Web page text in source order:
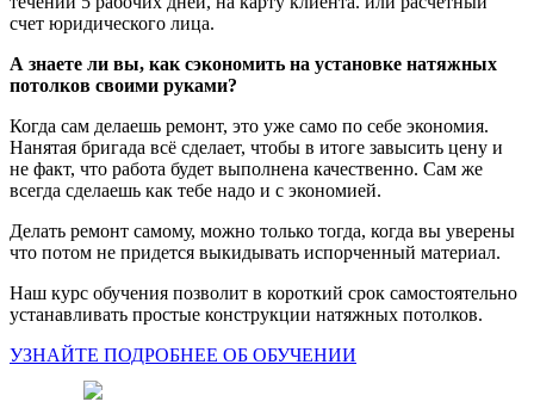
счет юридического лица.
А знаете ли вы, как сэкономить на установке натяжных
потолков своими руками?
Когда сам делаешь ремонт, это уже само по себе экономия.
Нанятая бригада всё сделает, чтобы в итоге завысить цену и
не факт, что работа будет выполнена качественно. Сам же
всегда сделаешь как тебе надо и с экономией.
Делать ремонт самому, можно только тогда, когда вы уверены
что потом не придется выкидывать испорченный материал.
Наш курс обучения позволит в короткий срок самостоятельно
устанавливать простые конструкции натяжных потолков.
УЗНАЙТЕ ПОДРОБНЕЕ ОБ ОБУЧЕНИИ